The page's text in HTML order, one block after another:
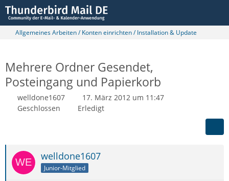
Allgemeines Arbeiten / Konten einrichten / Installation & Update
Mehrere Ordner Gesendet,
Posteingang und Papierkorb
welldone1607
17. März 2012 um 11:47
Geschlossen
Erledigt
welldone1607
Junior-Mitglied